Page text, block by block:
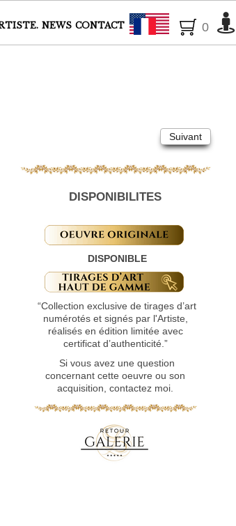
NEWS CONTACT Français
0
Suivant
DISPONIBILITES
DISPONIBLE
“Collection exclusive de tirages d’art
numérotés et signés par l'Artiste,
réalisés en édition limitée avec
certificat d’authenticité.”
Si vous avez une question
concernant cette oeuvre ou son
acquisition, contactez moi.